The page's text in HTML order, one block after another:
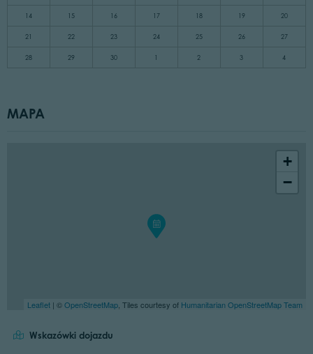
14 15 16 17 18 19 20
21 22 23 24 25 26 27
28 29 30 1 2 3 4
MAPA
+
−
Leaflet | ©OpenStreetMap , Tiles courtesy of Humanitarian OpenStreetMap Team
Wskazówki dojazdu